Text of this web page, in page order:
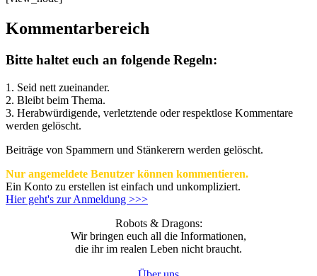
Kommentarbereich
Bitte haltet euch an folgende Regeln:
1. Seid nett zueinander.
2. Bleibt beim Thema.
3. Herabwürdigende, verletztende oder respektlose Kommentare
werden gelöscht.
Beiträge von Spammern und Stänkerern werden gelöscht.
Nur angemeldete Benutzer können kommentieren.
Ein Konto zu erstellen ist einfach und unkompliziert.
Hier geht's zur Anmeldung >>>
Robots & Dragons:
Wir bringen euch all die Informationen,
die ihr im realen Leben nicht braucht.